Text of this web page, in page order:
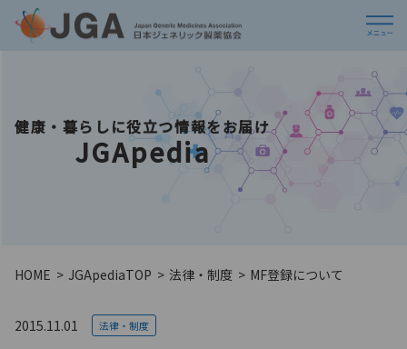
健康・暮らしに役立つ情報をお届け
JGApedia
HOME JGApediaTOP 法律・制度 MF登録について
2015.11.01 法律・制度